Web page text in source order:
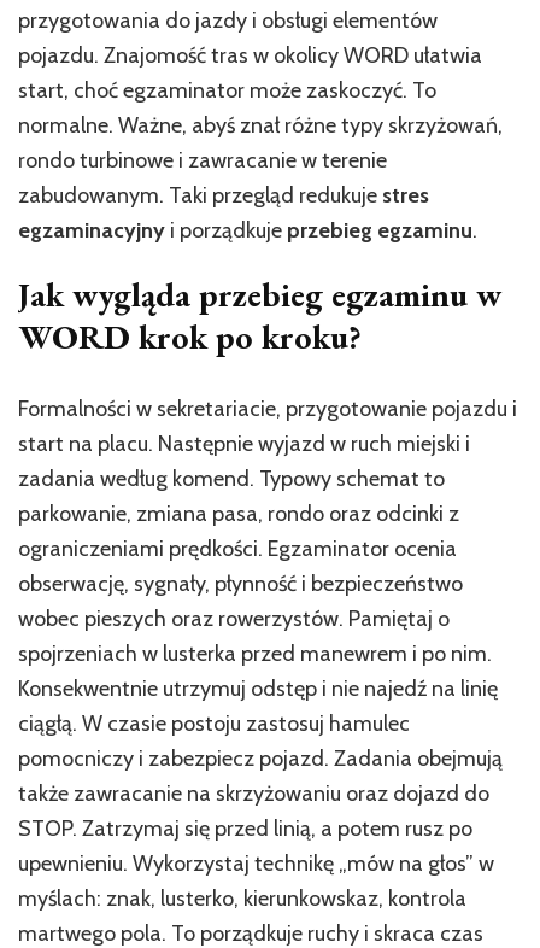
przygotowania do jazdy i obsługi elementów
pojazdu. Znajomość tras w okolicy WORD ułatwia
start, choć egzaminator może zaskoczyć. To
normalne. Ważne, abyś znał różne typy skrzyżowań,
rondo turbinowe i zawracanie w terenie
zabudowanym. Taki przegląd redukuje stres
egzaminacyjny i porządkuje przebieg egzaminu.
Jak wygląda przebieg egzaminu w
WORD krok po kroku?
Formalności w sekretariacie, przygotowanie pojazdu i
start na placu. Następnie wyjazd w ruch miejski i
zadania według komend. Typowy schemat to
parkowanie, zmiana pasa, rondo oraz odcinki z
ograniczeniami prędkości. Egzaminator ocenia
obserwację, sygnały, płynność i bezpieczeństwo
wobec pieszych oraz rowerzystów. Pamiętaj o
spojrzeniach w lusterka przed manewrem i po nim.
Konsekwentnie utrzymuj odstęp i nie najedź na linię
ciągłą. W czasie postoju zastosuj hamulec
pomocniczy i zabezpiecz pojazd. Zadania obejmują
także zawracanie na skrzyżowaniu oraz dojazd do
STOP. Zatrzymaj się przed linią, a potem rusz po
upewnieniu. Wykorzystaj technikę „mów na głos” w
myślach: znak, lusterko, kierunkowskaz, kontrola
martwego pola. To porządkuje ruchy i skraca czas